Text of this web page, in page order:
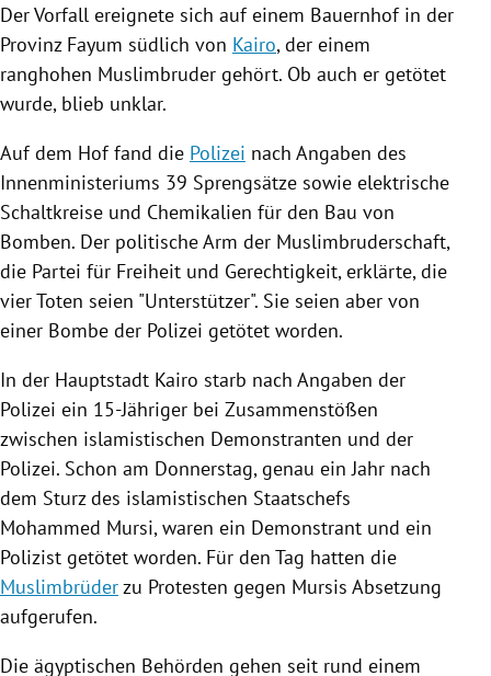
Der Vorfall ereignete sich auf einem Bauernhof in der
Provinz Fayum südlich von Kairo, der einem
ranghohen Muslimbruder gehört. Ob auch er getötet
wurde, blieb unklar.
Auf dem Hof fand die Polizei nach Angaben des
Innenministeriums 39 Sprengsätze sowie elektrische
Schaltkreise und Chemikalien für den Bau von
Bomben. Der politische Arm der Muslimbruderschaft,
die Partei für Freiheit und Gerechtigkeit, erklärte, die
vier Toten seien "Unterstützer". Sie seien aber von
einer Bombe der Polizei getötet worden.
In der Hauptstadt Kairo starb nach Angaben der
Polizei ein 15-Jähriger bei Zusammenstößen
zwischen islamistischen Demonstranten und der
Polizei. Schon am Donnerstag, genau ein Jahr nach
dem Sturz des islamistischen Staatschefs
Mohammed Mursi, waren ein Demonstrant und ein
Polizist getötet worden. Für den Tag hatten die
Muslimbrüderzu Protesten gegen Mursis Absetzung
aufgerufen.
Die ägyptischen Behörden gehen seit rund einem